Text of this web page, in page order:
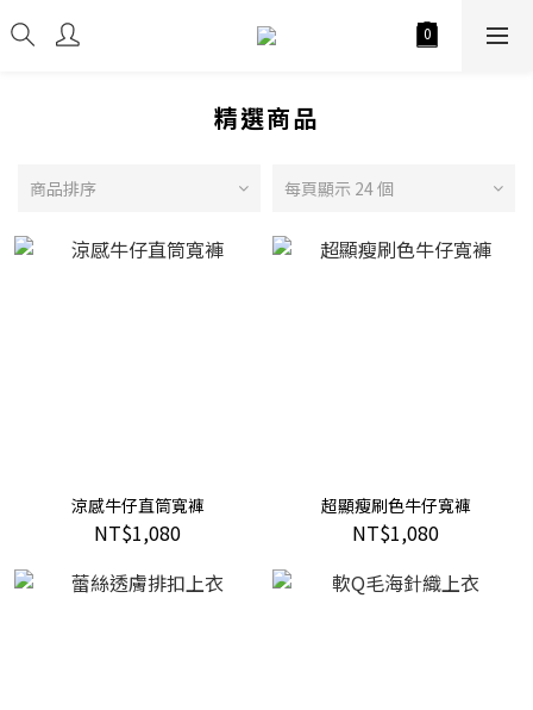
精選商品
商品排序 每頁顯示 24 個
涼感牛仔直筒寬褲
NT$1,080
超顯瘦刷色牛仔寬褲
NT$1,080